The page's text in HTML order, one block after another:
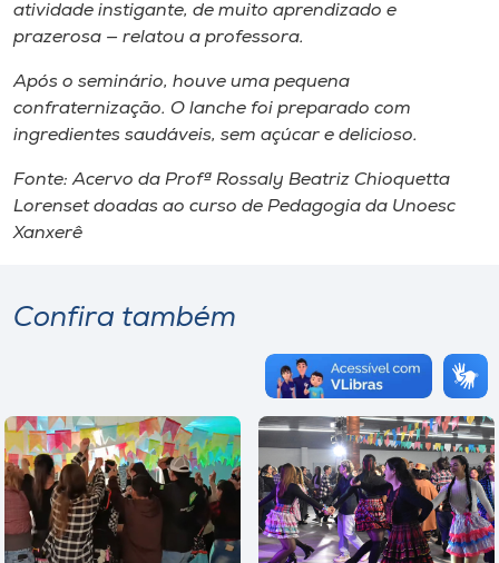
atividade instigante, de muito aprendizado e
prazerosa — relatou a professora.
Após o seminário, houve uma pequena
confraternização. O lanche foi preparado com
ingredientes saudáveis, sem açúcar e delicioso.
Fonte: Acervo da Profª Rossaly Beatriz Chioquetta
Lorenset doadas ao curso de Pedagogia da Unoesc
Xanxerê
Confira também